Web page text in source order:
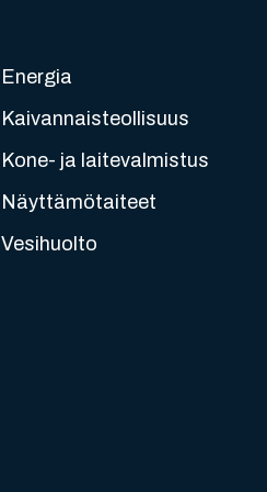
Energia
Kaivannaisteollisuus
Kone- ja laitevalmistus
Näyttämötaiteet
Vesihuolto